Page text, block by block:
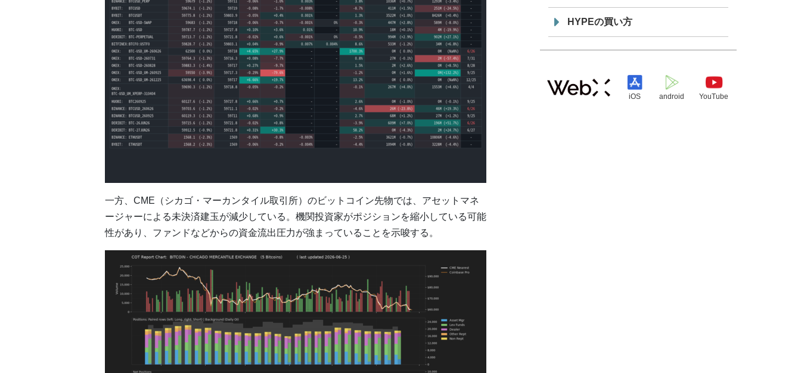
一方、CME（シカゴ・マーカンタイル取引所）のビットコイン先物では、アセットマネ
ージャーによる未決済建玉が減少している。機関投資家がポジションを縮小している可能
性があり、ファンドなどからの資金流出圧力が強まっていることを示唆する。
HYPEの買い方
iOS android YouTube